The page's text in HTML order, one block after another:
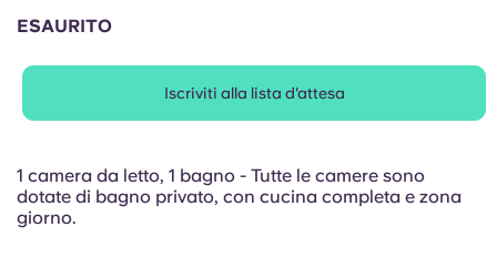
Italian
ESAURITO
Iscriviti alla lista d'attesa
1 camera da letto, 1 bagno - Tutte le camere sono
dotate di bagno privato, con cucina completa e zona
giorno.